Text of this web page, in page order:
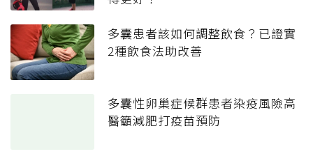
多囊患者該如何調整飲食？已證實
2種飲食法助改善
多囊性卵巢症候群患者染疫風險高
醫籲減肥打疫苗預防